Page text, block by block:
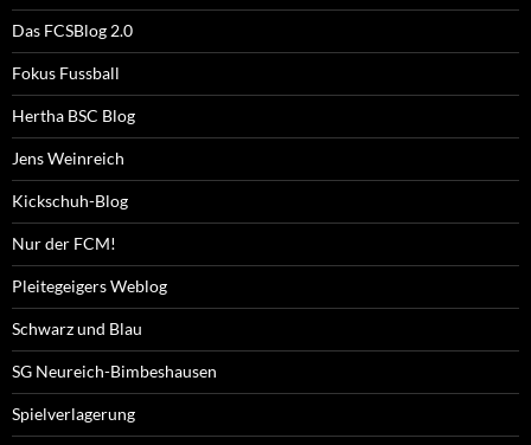
Das FCSBlog 2.0
Fokus Fussball
Hertha BSC Blog
Jens Weinreich
Kickschuh-Blog
Nur der FCM!
Pleitegeigers Weblog
Schwarz und Blau
SG Neureich-Bimbeshausen
Spielverlagerung